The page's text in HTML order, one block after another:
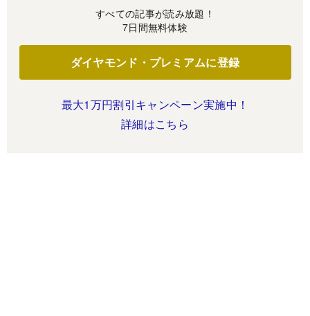
すべての記事が読み放題！
7日間無料体験
ダイヤモンド・プレミアムに登録
最大1万円割引キャンペーン実施中！
詳細はこちら